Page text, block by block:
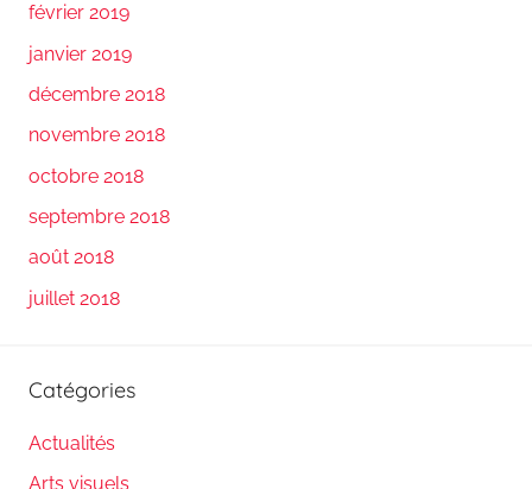
février 2019
janvier 2019
décembre 2018
novembre 2018
octobre 2018
septembre 2018
août 2018
juillet 2018
Catégories
Actualités
Arts visuels